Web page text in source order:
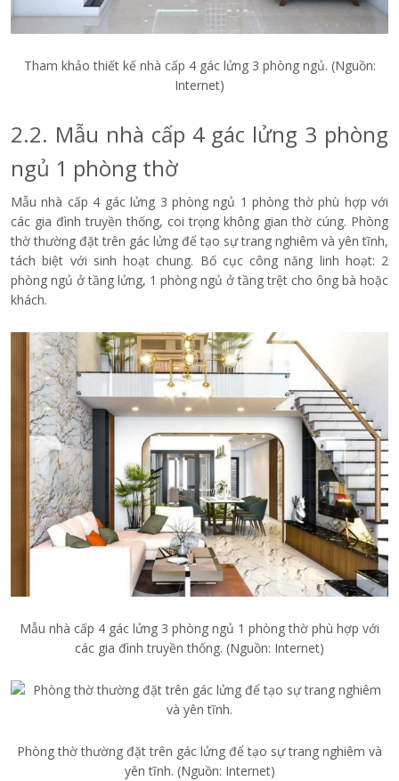
Tham khảo thiết kế nhà cấp 4 gác lửng 3 phòng ngủ. (Nguồn:
Internet)
2.2. Mẫu nhà cấp 4 gác lửng 3 phòng
ngủ 1 phòng thờ
Mẫu nhà cấp 4 gác lửng 3 phòng ngủ 1 phòng thờ phù hợp với
các gia đình truyền thống, coi trọng không gian thờ cúng. Phòng
thờ thường đặt trên gác lửng để tạo sự trang nghiêm và yên tĩnh,
tách biệt với sinh hoạt chung. Bố cục công năng linh hoạt: 2
phòng ngủ ở tầng lửng, 1 phòng ngủ ở tầng trệt cho ông bà hoặc
khách.
Mẫu nhà cấp 4 gác lửng 3 phòng ngủ 1 phòng thờ phù hợp với
các gia đình truyền thống. (Nguồn: Internet)
Phòng thờ thường đặt trên gác lửng để tạo sự trang nghiêm và
yên tĩnh. (Nguồn: Internet)